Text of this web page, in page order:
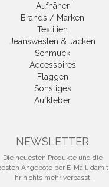
Aufnäher
Brands / Marken
Textilien
Jeanswesten & Jacken
Schmuck
Accessoires
Flaggen
Sonstiges
Aufkleber
NEWSLETTER
Die neuesten Produkte und die
Angebote per E-Mail, damit
Ihr nichts mehr verpasst.